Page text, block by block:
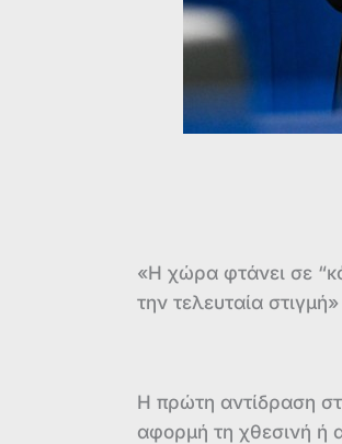
«Η χώρα φτάνει σε
την τελευταία στιγμή»
Η πρώτη αντίδραση
αφορμή τη χθεσινή ή